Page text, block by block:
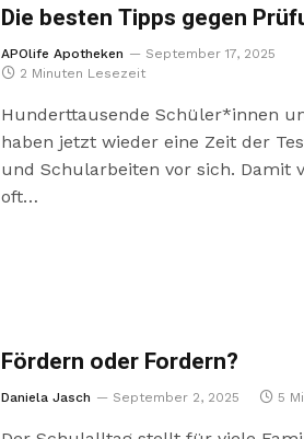
Die besten Tipps gegen
APOlife Apotheken
September 17, 2025
2 Minuten Lesezeit
Hunderttausende Schüler*innen
haben jetzt wieder eine Zeit der
und Schularbeiten vor sich. Damit
oft…
Fördern oder Fordern?
Daniela Jasch September 2, 2025 5